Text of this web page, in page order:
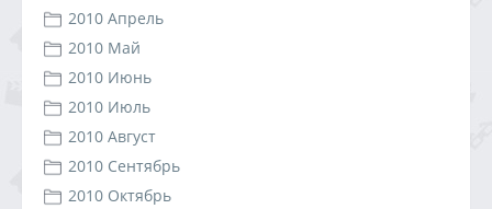
2010 Апрель
2010 Май
2010 Июнь
2010 Июль
2010 Август
2010 Сентябрь
2010 Октябрь